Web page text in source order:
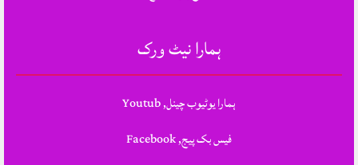
ہمارا نیٹ ورک
ہمارا یوٹیوب چینل, Youtub
فیس بک پیج, Facebook